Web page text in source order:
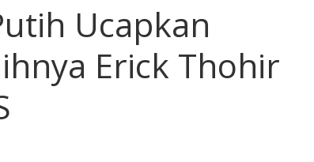
Ucapkan
Erick Thohir